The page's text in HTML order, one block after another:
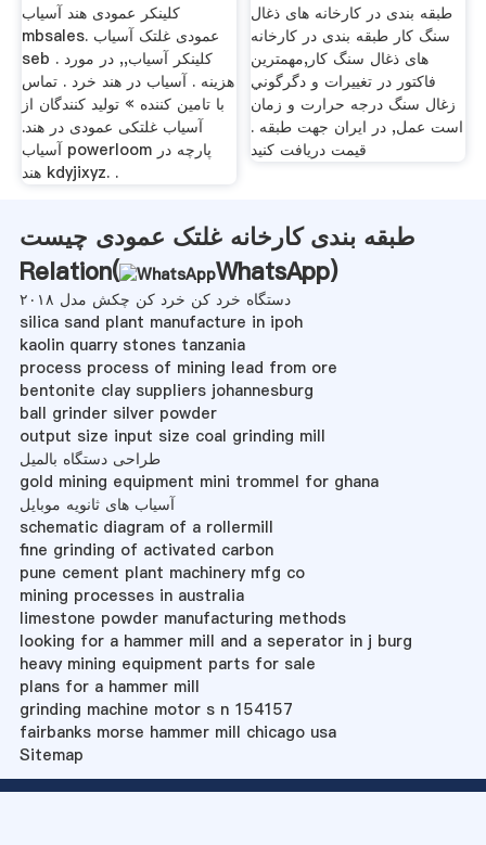
کلینکر عمودی هند آسیاب
mbsales. عمودی غلتک آسیاب
seb . کلینکر آسیاب,, در مورد
هزینه . آسیاب در هند خرد . تماس
با تامین کننده » تولید کنندگان از
آسیاب غلتکی عمودی در هند.
آسیاب powerloom پارچه در
هند kdyjixyz. .
طبقه بندی در کارخانه های ذغال
سنگ کار طبقه بندی در کارخانه
های ذغال سنگ کار,مهمترين
فاكتور در تغييرات و دگرگوني
زغال سنگ درجه حرارت و زمان
است عمل, در ايران جهت طبقه .
قیمت دریافت کنید
طبقه بندی کارخانه غلتک عمودی چیست
Relation(
WhatsApp)
دستگاه خرد کن خرد کن چکش مدل ۲۰۱۸
silica sand plant manufacture in ipoh
kaolin quarry stones tanzania
process process of mining lead from ore
bentonite clay suppliers johannesburg
ball grinder silver powder
output size input size coal grinding mill
طراحی دستگاه بالمیل
gold mining equipment mini trommel for ghana
آسیاب های ثانویه موبایل
schematic diagram of a rollermill
fine grinding of activated carbon
pune cement plant machinery mfg co
mining processes in australia
limestone powder manufacturing methods
looking for a hammer mill and a seperator in j burg
heavy mining equipment parts for sale
plans for a hammer mill
grinding machine motor s n 154157
fairbanks morse hammer mill chicago usa
Sitemap